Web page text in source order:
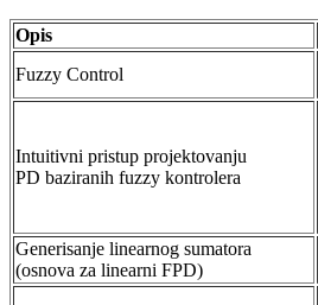
Opis
Fuzzy Control
Intuitivni pristup projektovanju
PD baziranih fuzzy kontrolera
Generisanje linearnog sumatora
(osnova za linearni FPD)